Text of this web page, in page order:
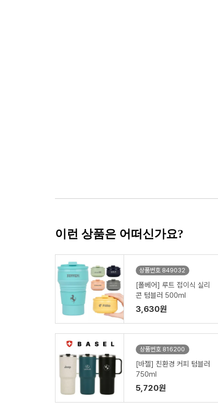
이런 상품은 어떠신가요?
상품번호 849032
[폴베어] 루트 접이식 실리
콘 텀블러 500ml
3,630원
상품번호 816200
[바젤] 친환경 커피 텀블러
750ml
5,720원